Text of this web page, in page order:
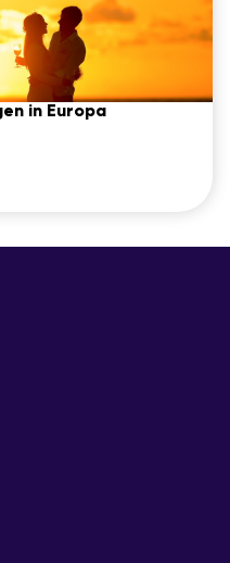
in Europa